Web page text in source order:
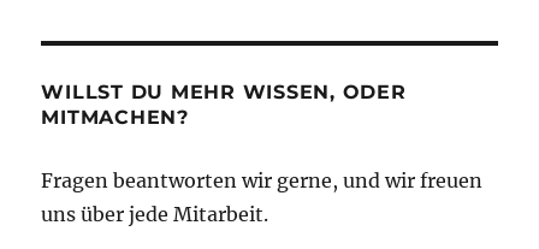
WILLST DU MEHR WISSEN, ODER
MITMACHEN?
Fragen beantworten wir gerne, und wir freuen
uns über jede Mitarbeit.